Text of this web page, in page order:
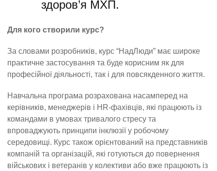
здоров’я МХП.
Для кого створили курс?
За словами розробників, курс “НадЛюди” має широке
практичне застосування та буде корисним як для
професійної діяльності, так і для повсякденного життя.
Навчальна програма розрахована насамперед на
керівників, менеджерів і HR-фахівців, які працюють із
командами в умовах тривалого стресу та
впроваджують принципи інклюзії у робочому
середовищі. Курс також орієнтований на представників
компаній та організацій, які готуються до повернення
військових і ветеранів у колективи або вже працюють із